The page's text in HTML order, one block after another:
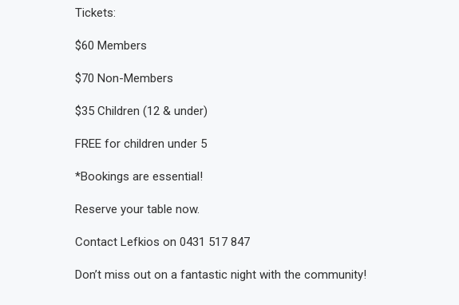
Tickets:
$60 Members
$70 Non-Members
$35 Children (12 & under)
FREE for children under 5
*Bookings are essential!
Reserve your table now.
Contact Lefkios on 0431 517 847
Don’t miss out on a fantastic night with the community!